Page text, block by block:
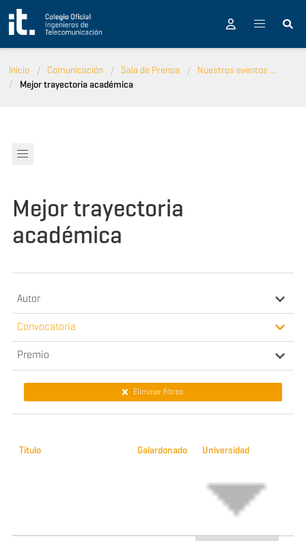
Pasar al contenido principal
Inicio Comunicación Sala de Prensa
Nuestros eventos ...
Mejor trayectoria académica
Mejor trayectoria
académica
Autor
Convocatoria
Premio
Eliminar filtros
Título Galardonado Universidad